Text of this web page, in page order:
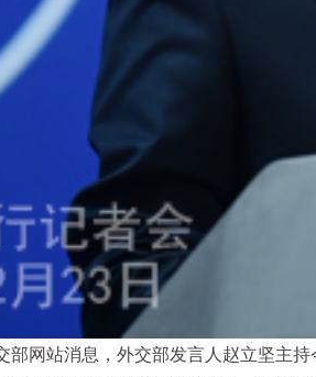
部网站消息，外交部发言人赵立坚主